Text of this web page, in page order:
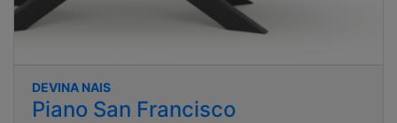
DEVINA NAIS
Piano San Francisco